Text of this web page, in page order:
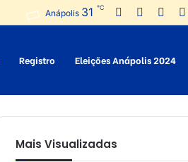
Twitter
Facebook
Anápolis 31 ℃
Registro Eleições Anápolis 2024
Mais Visualizadas